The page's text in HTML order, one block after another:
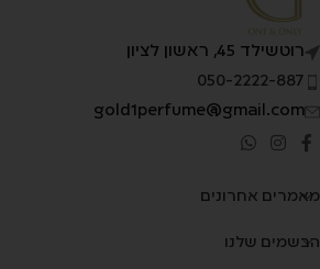
Potenti parturient parturie
רוטשילד 45, ראשון לציון
050-2222-887
gold1perfume@gmail.com
מאמרים אחרונים
הבשמים שלנו